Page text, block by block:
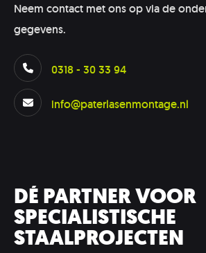
Neem contact met ons op via de
gegevens.
0318 - 30 33 94
info@paterlasenmontage.nl
DÉ PARTNER VOOR
SPECIALISTISCHE
STAALPROJECTEN